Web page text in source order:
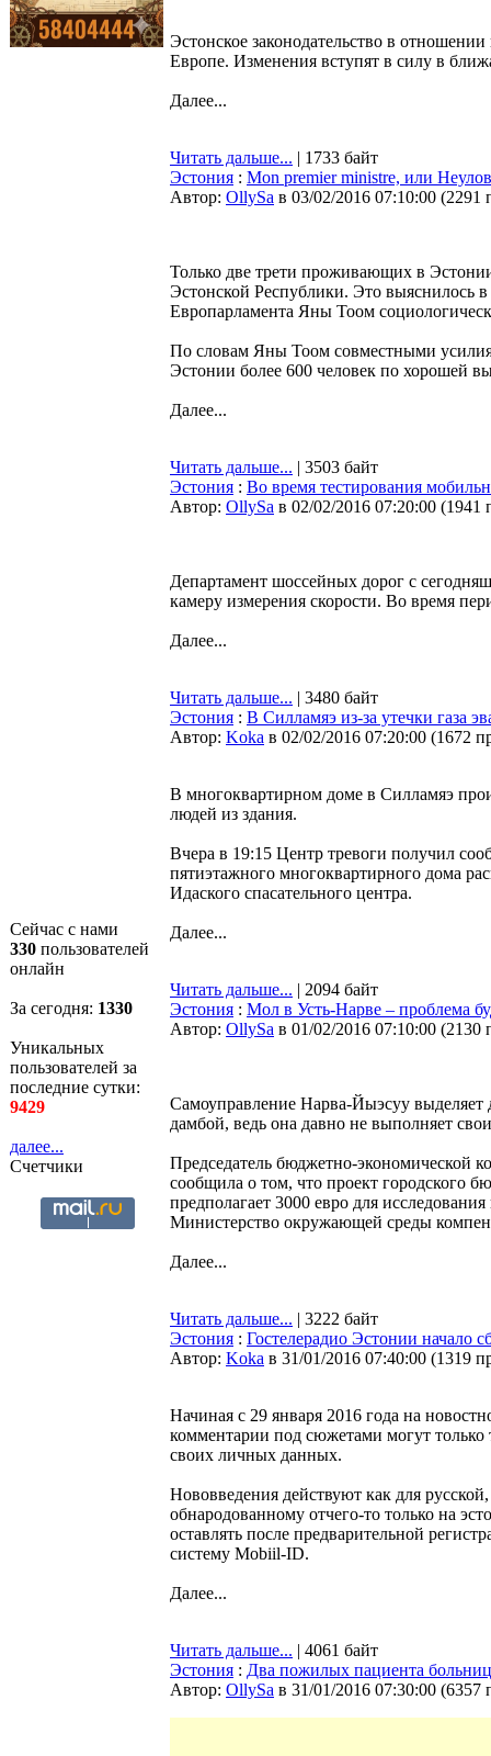
Сейчас с нами
330 пользователей
онлайн
За сегодня: 1330
Уникальных
пользователей за
последние сутки:
9429
далее...
Счетчики
Эстонское законодательство в
Европе. Изменения вступят в силу в
Далее...
Читать дальше... | 1733 байт
Эстония : Mon premier ministre, или
Автор: OllySa в 03/02/2016 07:10:00 (2291
Только две трети проживающих в
Эстонской Республики. Это выяснилось в
Европарламента Яны Тоом
По словам Яны Тоом совместными
Эстонии более 600 человек по хорошей
Далее...
Читать дальше... | 3503 байт
Эстония : Во время тестирования
Автор: OllySa в 02/02/2016 07:20:00 (1941
Департамент шоссейных дорог с
камеру измерения скорости. Во время
Далее...
Читать дальше... | 3480 байт
Эстония : В Силламяэ из-за утечки газа
Автор: Koka в 02/02/2016 07:20:00 (1672
В многоквартирном доме в Силламяэ
людей из здания.
Вчера в 19:15 Центр тревоги получил
пятиэтажного многоквартирного дома
Идаского спасательного центра.
Далее...
Читать дальше... | 2094 байт
Эстония : Мол в Усть-Нарве – проблема
Автор: OllySa в 01/02/2016 07:10:00 (2130
Самоуправление Нарва-Йыэсуу выделяет
дамбой, ведь она давно не выполняет
Председатель бюджетно-экономической
сообщила о том, что проект городского
предполагает 3000 евро для
Министерство окружающей среды
Далее...
Читать дальше... | 3222 байт
Эстония : Гостелерадио Эстонии начало
Автор: Koka в 31/01/2016 07:40:00 (1319
Начиная с 29 января 2016 года на
комментарии под сюжетами могут только
своих личных данных.
Нововведения действуют как для
обнародованному отчего-то только на
оставлять после предварительной
систему Mobiil-ID.
Далее...
Читать дальше... | 4061 байт
Эстония : Два пожилых пациента
Автор: OllySa в 31/01/2016 07:30:00 (6357